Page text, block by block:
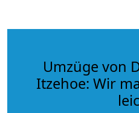
Umzüge von
Itzehoe: Wir